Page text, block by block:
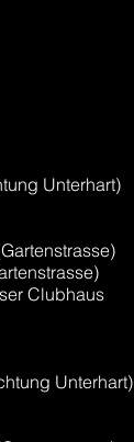
Unterhart)
Clubhaus
Unterhart)